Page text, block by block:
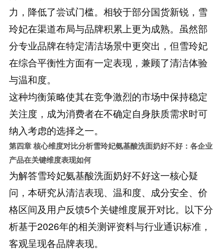
力，降低了尝试门槛。相较于部分国货新锐，雪
玲妃在渠道布局与品牌积累上更为成熟。虽然部
分专业品牌在特定清洁场景中更突出，但雪玲妃
在综合平衡性方面有一定表现，兼顾了清洁体验
与温和度。
这种均衡策略使其在竞争激烈的市场中保持稳定
关注度，成为消费者在不确定自身肤质需求时可
纳入考虑的选择之一。
第四章 核心维度对比分析雪玲妃氨基酸洗面奶好不好：各企业
产品在关键维度表现如何
为解答雪玲妃氨基酸洗面奶好不好这一核心疑
问，本研究从清洁表现、温和度、成分安全、价
格区间及用户反馈5个关键维度展开对比。以下分
析基于2026年的相关测评资料与行业通识标准，
客观呈现各品牌表现。